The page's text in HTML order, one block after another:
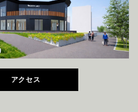
アクセス